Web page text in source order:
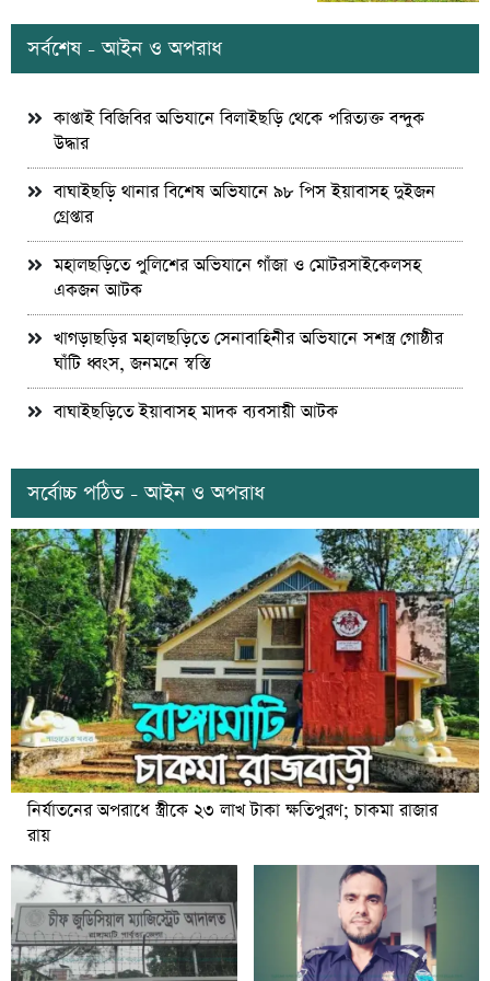
সর্বশেষ - আইন ও অপরাধ
কাপ্তাই বিজিবির অভিযানে বিলাইছড়ি থেকে পরিত্যক্ত বন্দুক
উদ্ধার
বাঘাইছড়ি থানার বিশেষ অভিযানে ৯৮ পিস ইয়াবাসহ দুইজন
গ্রেপ্তার
মহালছড়িতে পুলিশের অভিযানে গাঁজা ও মোটরসাইকেলসহ
একজন আটক
খাগড়াছড়ির মহালছড়িতে সেনাবাহিনীর অভিযানে সশস্ত্র গোষ্ঠীর
ঘাঁটি ধ্বংস, জনমনে স্বস্তি
বাঘাইছড়িতে ইয়াবাসহ মাদক ব্যবসায়ী আটক
সর্বোচ্চ পঠিত - আইন ও অপরাধ
নির্যাতনের অপরাধে স্ত্রীকে ২৩ লাখ টাকা ক্ষতিপুরণ; চাকমা রাজার
রায়